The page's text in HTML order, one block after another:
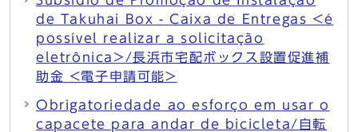
de Takuhai Box - Caixa de Entregas <é
possível realizar a solicitação
eletrônica>/長浜市宅配ボックス設置促進補
助金 <電子申請可能>
Obrigatoriedade ao esforço em usar o
capacete para andar de bicicleta/自転